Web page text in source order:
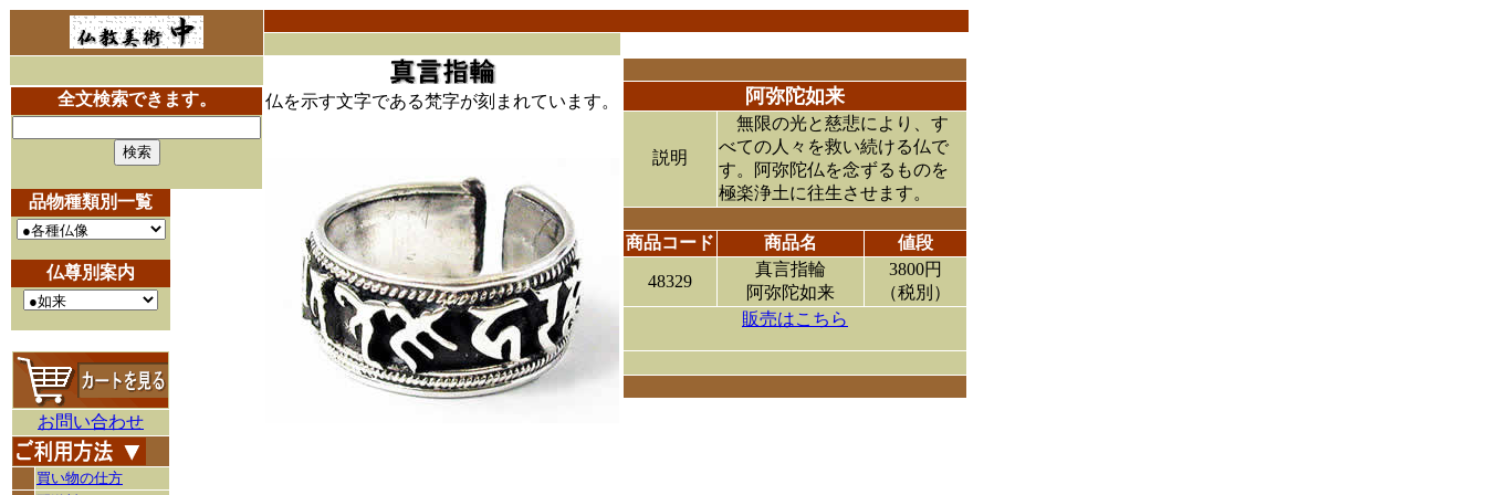
阿弥陀如来
説明
無限の光と慈悲により、す
べての人々を救い続ける仏で
す。阿弥陀仏を念ずるものを
極楽浄土に往生させます。
商品コード 商品名 値段
48329
真言指輪
阿弥陀如来
3800円
（税別）
販売はこちら
全文検索できます。
品物種類別一覧
仏尊別案内
お問い合わせ
買い物の仕方
仏を示す文字である梵字が刻まれています。